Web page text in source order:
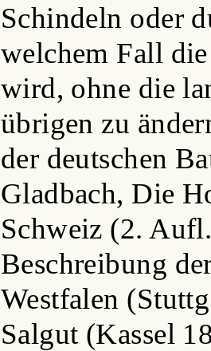
Schindeln oder
welchem Fall
wird, ohne die
übrigen zu
der deutschen
Gladbach, Die
Schweiz (2.
Beschreibung
Westfalen
Salgut (Kassel